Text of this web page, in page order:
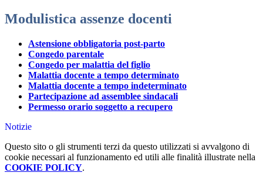
Modulistica assenze docenti
Astensione obbligatoria post-parto
Congedo parentale
Congedo per malattia del figlio
Malattia docente a tempo determinato
Malattia docente a tempo indeterminato
Partecipazione ad assemblee sindacali
Permesso orario soggetto a recupero
Notizie
Questo sito o gli strumenti terzi da questo utilizzati si avvalgono di
cookie necessari al funzionamento ed utili alle finalità illustrate nella
COOKIE POLICY.